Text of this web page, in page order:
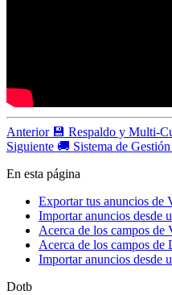
Anterior 💾 Respaldo y Multi-
Siguiente 🚚 Sistema de
En esta página
Exportar tus anuncios de
Importar anuncios desde
Acerca de los campos de
Acerca de los campos de
Importar anuncios desde
Dotb